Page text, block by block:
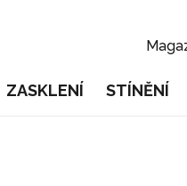
ZASKLENÍ STÍNĚNÍ